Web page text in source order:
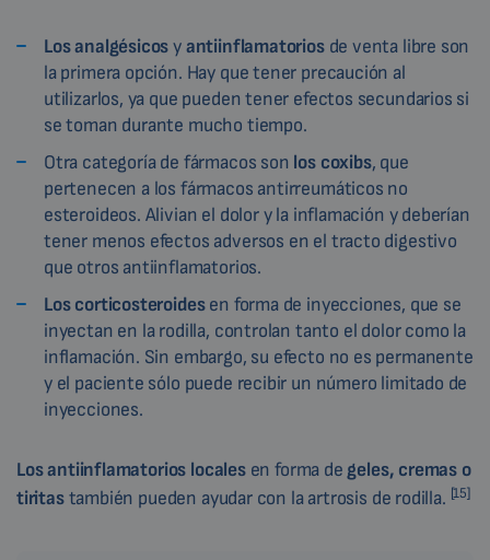
Los analgésicosyantiinflamatoriosde venta libre son
la primera opción. Hay que tener precaución al
utilizarlos, ya que pueden tener efectos secundarios si
se toman durante mucho tiempo.
Otra categoría de fármacos son los coxibs, que
pertenecen a los fármacos antirreumáticos no
esteroideos. Alivian el dolor y la inflamación y deberían
tener menos efectos adversos en el tracto digestivo
que otros antiinflamatorios.
Los corticosteroidesen forma de inyecciones, que se
inyectan en la rodilla, controlan tanto el dolor como la
inflamación. Sin embargo, su efecto no es permanente
y el paciente sólo puede recibir un número limitado de
inyecciones.
Los antiinflamatorios localesen forma degeles, cremas o
tiritastambién pueden ayudar con la artrosis de rodilla. [15]